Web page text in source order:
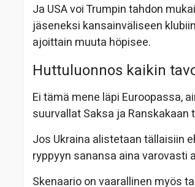
Ja USA voi Trumpin tahdon
jäseneksi kansainväliseen
ajoittain muuta höpisee.
Huttuluonnos kaikin
Ei tämä mene läpi Euroopassa,
suurvallat Saksa ja
Jos Ukraina alistetaan tällaisiin
ryppyyn sanansa aina varovasti
Skenaario on vaarallinen myös